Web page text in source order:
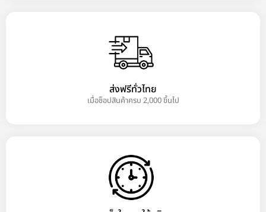
ส่งฟรีทั่วไทย
เมื่อช็อปสินค้าครบ 2,000 ขึ้นไป